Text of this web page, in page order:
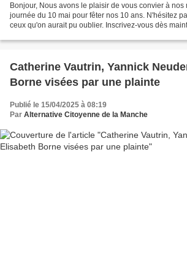
Bonjour, Nous avons le plaisir de vous convier à nos
journée du 10 mai pour fêter nos 10 ans. N'hésitez
ceux qu'on aurait pu oublier. Inscrivez-vous dès
Catherine Vautrin, Yannick
Borne visées par une plainte
Publié le 15/04/2025 à 08:19
Par Alternative Citoyenne de la Manche